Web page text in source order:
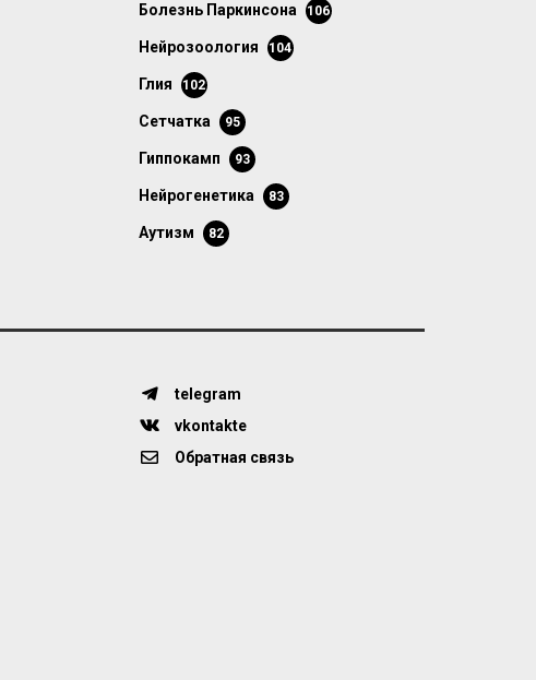
болезнь Паркинсона 106
нейрозоология 104
глия 102
сетчатка 95
гиппокамп 93
нейрогенетика 83
аутизм 82
telegram
vkontakte
Обратная связь